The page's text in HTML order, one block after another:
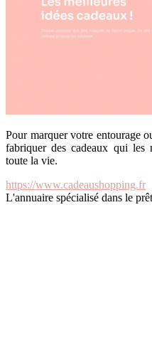
Pour marquer votre entourage
fabriquer des cadeaux qui les
toute la vie.
https://www.cadeaushopping.fr
L'annuaire spécialisé dans le